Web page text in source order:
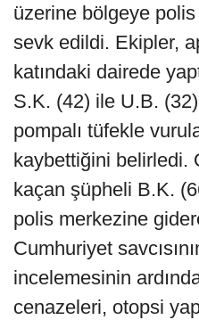
üzerine bölgeye
sevk edildi. Ekipler,
katındaki dairede
S.K. (42) ile U.B.
pompalı tüfekle
kaybettiğini belirledi.
kaçan şüpheli B.K.
polis merkezine
Cumhuriyet
incelemesinin
cenazeleri, otopsi